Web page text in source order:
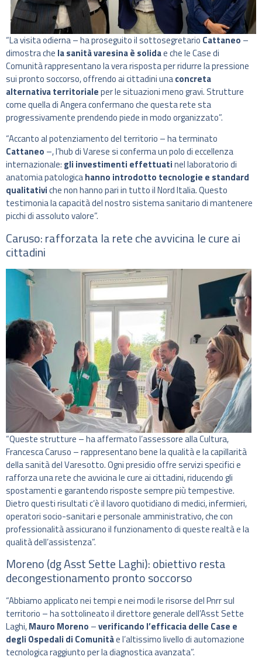
“La visita odierna – ha proseguito il sottosegretario Cattaneo –
dimostra che la sanità varesina è solidae che le Case di
Comunità rappresentano la vera risposta per ridurre la pressione
sui pronto soccorso, offrendo ai cittadini unaconcreta
alternativa territorialeper le situazioni meno gravi. Strutture
come quella di Angera confermano che questa rete sta
progressivamente prendendo piede in modo organizzato”.
“Accanto al potenziamento del territorio – ha terminato
Cattaneo –, l’hub di Varese si conferma un polo di eccellenza
internazionale: gli investimenti effettuatinel laboratorio di
anatomia patologicahanno introdotto tecnologie e standard
qualitativiche non hanno pari in tutto il Nord Italia. Questo
testimonia la capacità del nostro sistema sanitario di mantenere
picchi di assoluto valore”.
Caruso: rafforzata la rete che avvicina le cure ai
cittadini
“Queste strutture – ha affermato l’assessore alla Cultura,
Francesca Caruso – rappresentano bene la qualità e la capillarità
della sanità del Varesotto. Ogni presidio offre servizi specifici e
rafforza una rete che avvicina le cure ai cittadini, riducendo gli
spostamenti e garantendo risposte sempre più tempestive.
Dietro questi risultati c’è il lavoro quotidiano di medici, infermieri,
operatori socio-sanitari e personale amministrativo, che con
professionalità assicurano il funzionamento di queste realtà e la
qualità dell’assistenza”.
Moreno (dg Asst Sette Laghi): obiettivo resta
decongestionamento pronto soccorso
“Abbiamo applicato nei tempi e nei modi le risorse del Pnrr sul
territorio – ha sottolineato il direttore generale dell’Asst Sette
Laghi,Mauro Moreno –verificando l’efficacia delle Case e
degli Ospedali di Comunitàe l’altissimo livello di automazione
tecnologica raggiunto per la diagnostica avanzata”.